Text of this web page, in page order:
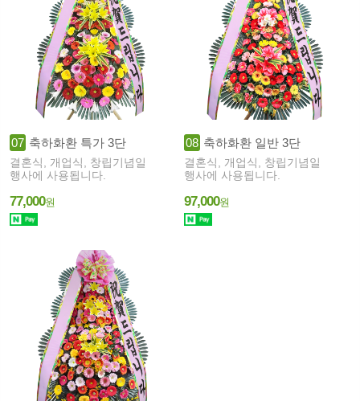
07 축하화환 특가 3단
결혼식, 개업식, 창립기념일
행사에 사용됩니다.
77,000원
08 축하화환 일반 3단
결혼식, 개업식, 창립기념일
행사에 사용됩니다.
97,000원